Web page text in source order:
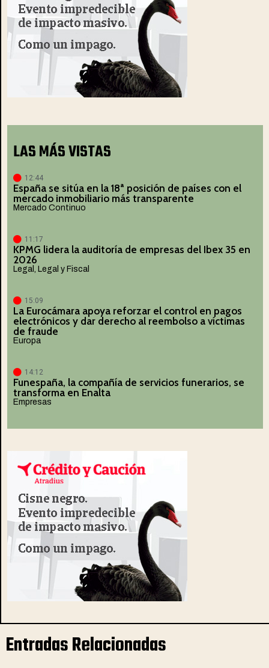
LAS MÁS VISTAS
12:44
España se sitúa en la 18ª posición de países con el
mercado inmobiliario más transparente
Mercado Continuo
11:17
KPMG lidera la auditoría de empresas del Ibex 35 en
2026
Legal Legal y Fiscal
15:09
La Eurocámara apoya reforzar el control en pagos
electrónicos y dar derecho al reembolso a víctimas
de fraude
Europa
14:12
Funespaña, la compañía de servicios funerarios, se
transforma en Enalta
Empresas
Entradas Relacionadas